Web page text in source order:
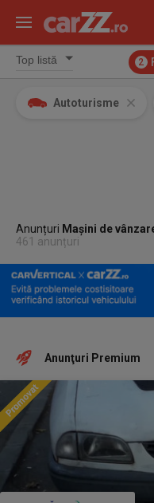
2
Autoturisme
Anunțuri Mașini de
461 anunțuri
Anunţuri Premium